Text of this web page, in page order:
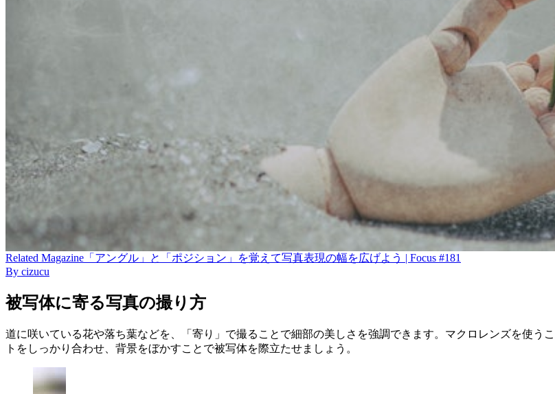
Related Magazine 「アングル」と「ポジション」を覚えて写真表現の幅を広げよう | Focus #181
By cizucu
被写体に寄る写真の撮り方
道に咲いている花や落ち葉などを、「寄り」で撮ることで細部の美しさを強調できます。マクロレンズを使う
トをしっかり合わせ、背景をぼかすことで被写体を際立たせましょう。